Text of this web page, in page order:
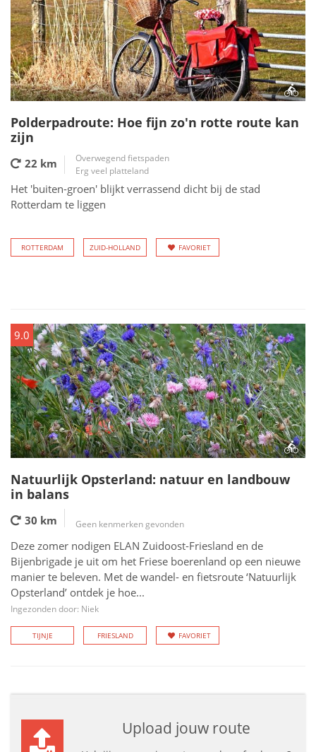
Polderpadroute: Hoe fijn zo'n rotte route kan
zijn
22 km
Overwegend fietspaden
Erg veel platteland
Het 'buiten-groen' blijkt verrassend dicht bij de stad
Rotterdam te liggen
ROTTERDAM ZUID-HOLLAND FAVORIET
9.0
Natuurlijk Opsterland: natuur en landbouw
in balans
30 km Geen kenmerken gevonden
Deze zomer nodigen ELAN Zuidoost-Friesland en de
Bijenbrigade je uit om het Friese boerenland op een nieuwe
manier te beleven. Met de wandel- en fietsroute ‘Natuurlijk
Opsterland’ ontdek je hoe...
Ingezonden door: Niek
TIJNJE FRIESLAND FAVORIET
Upload jouw route